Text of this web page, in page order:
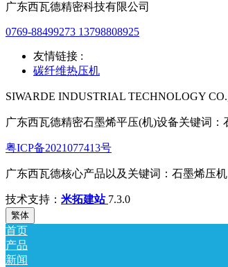
广东西瓦德精密科技有限公司
0769-88499273 13798808925
友情链接 :
碳纤维热压机
SIWARDE INDUSTRIAL TECHNOLOGY
广东西瓦德精密石墨烯平压(机)设备关键词
粤ICP备2021077413号
广东西瓦德核心产品以及关键词：石墨烯压
技术支持： 米拓建站 7.3.0
繁体
首页
产品
新闻